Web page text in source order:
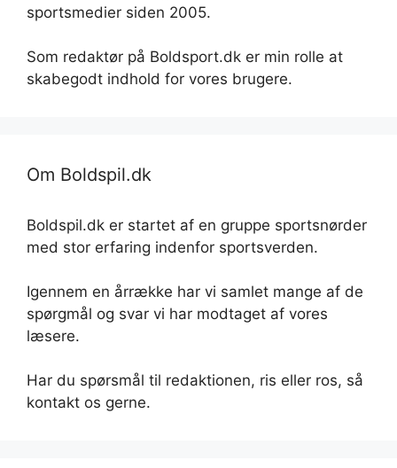
sportsmedier siden 2005.
Som redaktør på Boldsport.dk er min rolle at
skabegodt indhold for vores brugere.
Om Boldspil.dk
Boldspil.dk er startet af en gruppe sportsnørder
med stor erfaring indenfor sportsverden.
Igennem en årrække har vi samlet mange af de
spørgmål og svar vi har modtaget af vores
læsere.
Har du spørsmål til redaktionen, ris eller ros, så
kontakt os gerne.